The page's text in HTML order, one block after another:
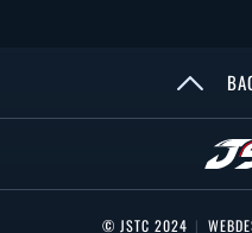
© JSTC 2024 |